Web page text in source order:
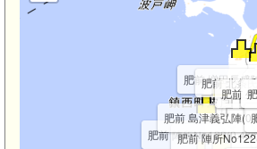
肥前 陣所肥前 陣所
肥前 島津義弘陣
肥前 増田長盛
肥前 北条
肥前